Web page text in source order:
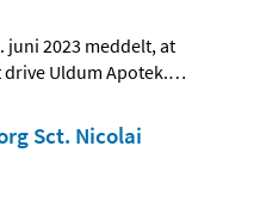
2023 meddelt, at
Uldum Apotek.…
Sct. Nicolai